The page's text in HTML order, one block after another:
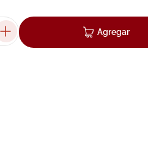
Agregar